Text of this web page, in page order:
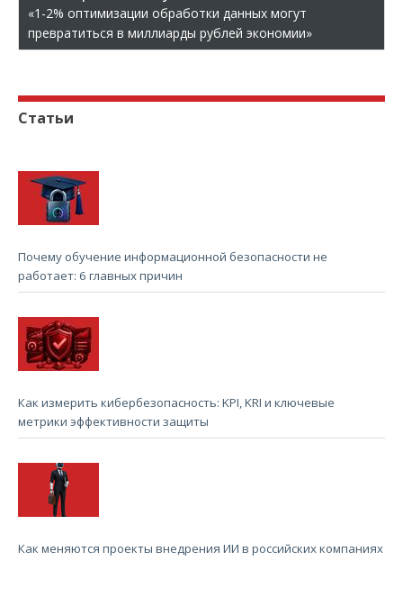
«1-2% оптимизации обработки данных могут
превратиться в миллиарды рублей экономии»
Статьи
Почему обучение информационной безопасности не
работает: 6 главных причин
Как измерить кибербезопасность: KPI, KRI и ключевые
метрики эффективности защиты
Как меняются проекты внедрения ИИ в российских компаниях